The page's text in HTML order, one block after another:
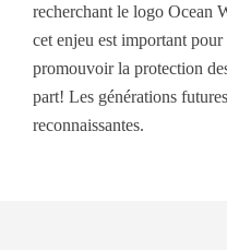
recherchant le logo Ocean
cet enjeu est important
promouvoir la protection
part! Les générations
reconnaissantes.